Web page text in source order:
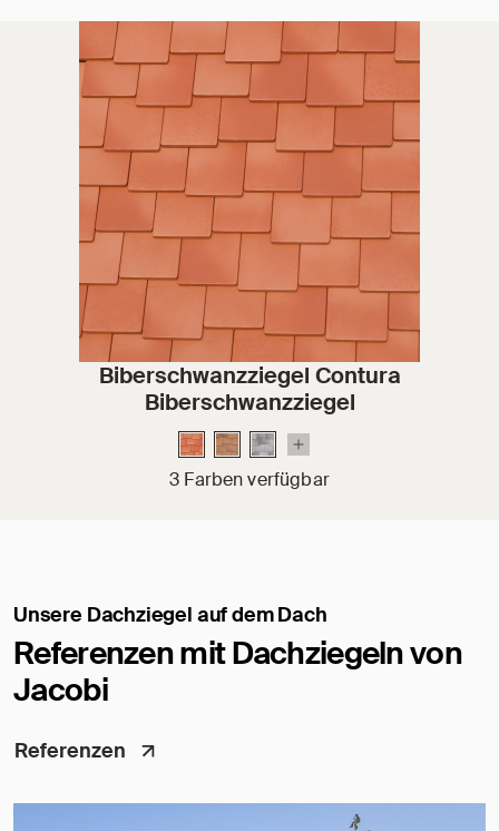
Biberschwanzziegel Contura
Biberschwanzziegel
3 Farben verfügbar
Unsere Dachziegel auf dem Dach
Referenzen mit Dachziegeln von
Jacobi
Referenzen